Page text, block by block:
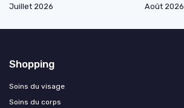
Juillet 2026
Août 2026
Shopping
Soins du visage
Soins du corps